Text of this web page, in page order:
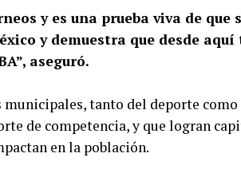
y es una prueba viva de que
y demuestra que desde
aseguró.
municipales, tanto del deporte
de competencia, y que logran
en la población.